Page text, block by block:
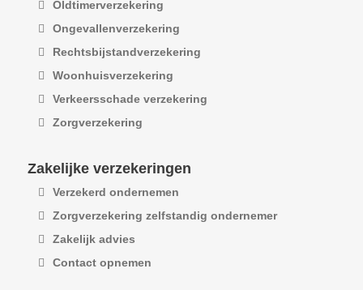
Oldtimerverzekering
Ongevallenverzekering
Rechtsbijstandverzekering
Woonhuisverzekering
Verkeersschade verzekering
Zorgverzekering
Zakelijke verzekeringen
Verzekerd ondernemen
Zorgverzekering zelfstandig ondernemer
Zakelijk advies
Contact opnemen